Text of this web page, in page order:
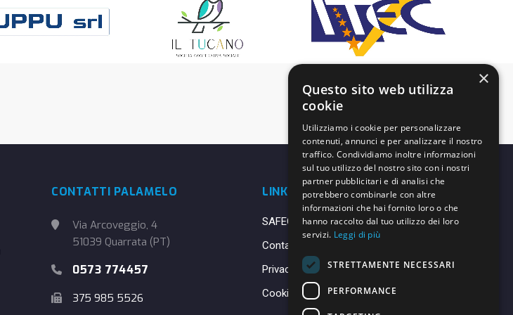
CONTATTI PALAMELO
Via Arcoveggio, 4
51039 Quarrata (PT)
0573 774457
375 985 5526
LINK UTILI
SAFEGUARDING
Contatti
Privacy Policy
Cookie Policy
×
Questo sito web utilizza
cookie
Utilizziamo i cookie per personalizzare
contenuti, annunci e per analizzare il nostro
traffico. Condividiamo inoltre informazioni
sul tuo utilizzo del nostro sito con i nostri
partner pubblicitari e di analisi che
potrebbero combinarle con altre
informazioni che hai fornito loro o che
hanno raccolto dal tuo utilizzo dei loro
servizi. Leggi di più
STRETTAMENTE NECESSARI
PERFORMANCE